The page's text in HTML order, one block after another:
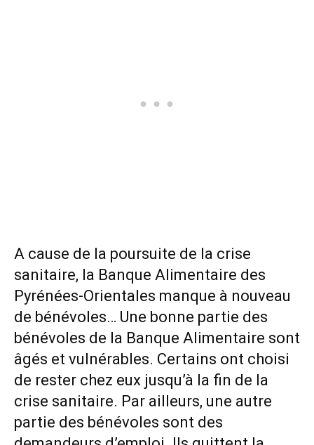
A cause de la poursuite de la crise
sanitaire, la Banque Alimentaire des
Pyrénées-Orientales manque à nouveau
de bénévoles… Une bonne partie des
bénévoles de la Banque Alimentaire sont
âgés et vulnérables. Certains ont choisi
de rester chez eux jusqu’à la fin de la
crise sanitaire. Par ailleurs, une autre
partie des bénévoles sont des